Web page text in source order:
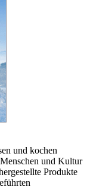
und kochen
und Kultur
Produkte